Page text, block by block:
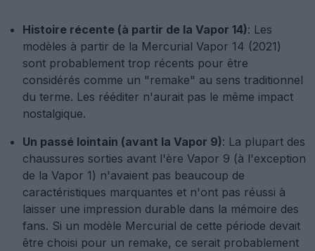
Histoire récente (à partir de la Vapor 14): Les
modèles à partir de la Mercurial Vapor 14 (2021)
sont probablement trop récents pour être
considérés comme un "remake" au sens traditionnel
du terme. Les rééditer n'aurait pas le même impact
nostalgique.
Un passé lointain (avant la Vapor 9): La plupart des
chaussures sorties avant l'ère Vapor 9 (à l'exception
de la Vapor 1) n'avaient pas beaucoup de
caractéristiques marquantes et n'ont pas réussi à
laisser une impression durable dans la mémoire des
fans. Si un modèle Mercurial de cette période devait
être choisi pour un remake, ce serait probablement